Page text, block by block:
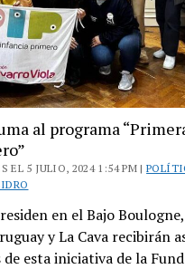
al programa
EL 5 JULIO, 2024 1:54 PM |
en el Bajo Boulogne,
y La Cava recibirán
esta iniciativa de la